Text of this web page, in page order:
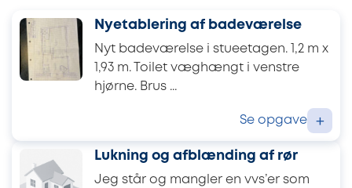
Nyetablering af badeværelse
Nyt badeværelse i stueetagen. 1,2 m x
1,93 m. Toilet væghængt i venstre
hjørne. Brus ...
Se opgave +
Lukning og afblænding af rør
Jeg står og mangler en vvs’er som